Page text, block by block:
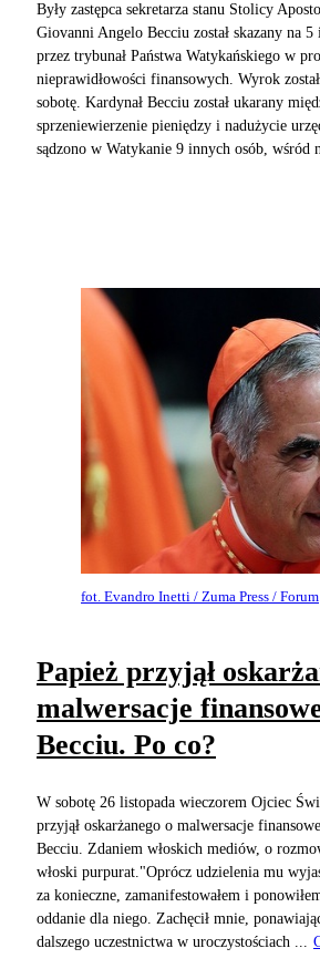
Były zastępca sekretarza stanu Stolicy
Giovanni Angelo Becciu został skazany na
przez trybunał Państwa Watykańskiego w
nieprawidłowości finansowych. Wyrok
sobotę. Kardynał Becciu został ukarany
sprzeniewierzenie pieniędzy i nadużycie
sądzono w Watykanie 9 innych osób, wśród
fot. Evandro Inetti / Zuma Press / Forum
Papież przyjął
malwersacje
Becciu. Po co?
W sobotę 26 listopada wieczorem Ojciec
przyjął oskarżanego o malwersacje
Becciu. Zdaniem włoskich mediów, o
włoski purpurat."Oprócz udzielenia mu
za konieczne, zamanifestowałem i
oddanie dla niego. Zachęcił mnie,
dalszego uczestnictwa w uroczystościach ...